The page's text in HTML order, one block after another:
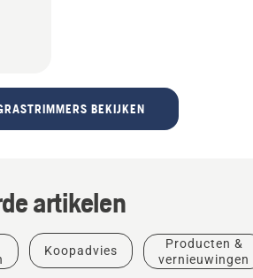
BEKIJKEN
artikelen
Koopadvies
Producten &
vernieuwingen